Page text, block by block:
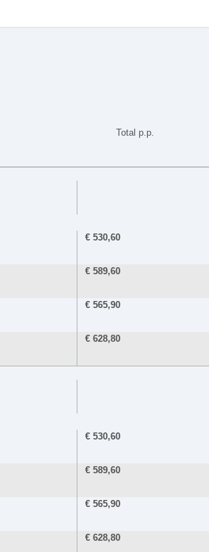
Total p.p.
€530,60
€589,60
€565,90
€628,80
€530,60
€589,60
€565,90
€628,80